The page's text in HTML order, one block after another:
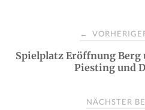
o
←
Spielplatz Eröffnung
Piesting und
NÄCHSTER